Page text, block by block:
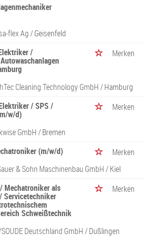
flex Ag/ Geisenfeld
/
Merken
Cleaning Technology GmbH/ Hamburg
/ SPS /
w/d)
Merken
GmbH/ Bremen
(m/w/d)
Merken
& Sohn Maschinenbau GmbH/ Kiel
Mechatroniker als
Servicetechniker
Schweißtechnik
Merken
Deutschland GmbH/ Dußlingen